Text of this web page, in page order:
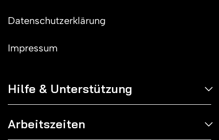
Datenschutzerklärung
Impressum
Hilfe & Unterstützung
Arbeitszeiten